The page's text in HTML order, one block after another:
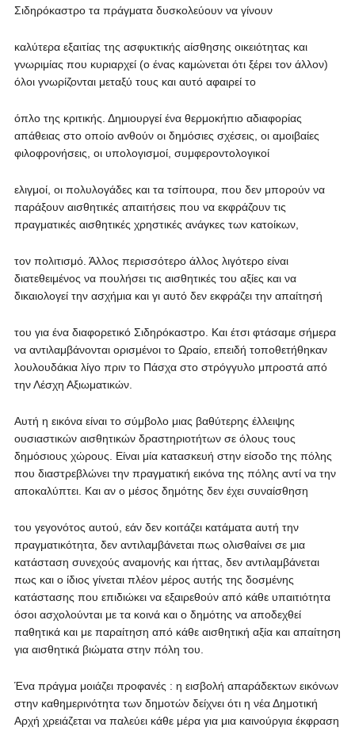
Σιδηρόκαστρο τα πράγματα δυσκολεύουν να γίνουν
καλύτερα εξαιτίας της ασφυκτικής αίσθησης οικειότητας και
γνωριμίας που κυριαρχεί (ο ένας καμώνεται ότι ξέρει τον άλλον)
όλοι γνωρίζονται μεταξύ τους και αυτό αφαιρεί το
όπλο της κριτικής. Δημιουργεί ένα θερμοκήπιο αδιαφορίας
απάθειας στο οποίο ανθούν οι δημόσιες σχέσεις, οι αμοιβαίες
φιλοφρονήσεις, οι υπολογισμοί, συμφεροντολογικοί
ελιγμοί, οι πολυλογάδες και τα τσίπουρα, που δεν μπορούν να
παράξουν αισθητικές απαιτήσεις που να εκφράζουν τις
πραγματικές αισθητικές χρηστικές ανάγκες των κατοίκων,
τον πολιτισμό. Άλλος περισσότερο άλλος λιγότερο είναι
διατεθειμένος να πουλήσει τις αισθητικές του αξίες και να
δικαιολογεί την ασχήμια και γι αυτό δεν εκφράζει την απαίτησή
του για ένα διαφορετικό Σιδηρόκαστρο. Και έτσι φτάσαμε σήμερα
να αντιλαμβάνονται ορισμένοι το Ωραίο, επειδή τοποθετήθηκαν
λουλουδάκια λίγο πριν το Πάσχα στο στρόγγυλο μπροστά από
την Λέσχη Αξιωματικών.
Αυτή η εικόνα είναι το σύμβολο μιας βαθύτερης έλλειψης
ουσιαστικών αισθητικών δραστηριοτήτων σε όλους τους
δημόσιους χώρους. Είναι μία κατασκευή στην είσοδο της πόλης
που διαστρεβλώνει την πραγματική εικόνα της πόλης αντί να την
αποκαλύπτει. Και αν ο μέσος δημότης δεν έχει συναίσθηση
του γεγονότος αυτού, εάν δεν κοιτάζει κατάματα αυτή την
πραγματικότητα, δεν αντιλαμβάνεται πως ολισθαίνει σε μια
κατάσταση συνεχούς αναμονής και ήττας, δεν αντιλαμβάνεται
πως και ο ίδιος γίνεται πλέον μέρος αυτής της δοσμένης
κατάστασης που επιδιώκει να εξαιρεθούν από κάθε υπαιτιότητα
όσοι ασχολούνται με τα κοινά και ο δημότης να αποδεχθεί
παθητικά και με παραίτηση από κάθε αισθητική αξία και απαίτηση
για αισθητικά βιώματα στην πόλη του.
Ένα πράγμα μοιάζει προφανές : η εισβολή απαράδεκτων εικόνων
στην καθημερινότητα των δημοτών δείχνει ότι η νέα Δημοτική
Αρχή χρειάζεται να παλεύει κάθε μέρα για μια καινούργια έκφραση